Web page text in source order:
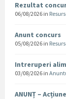
Rezultat
06/08/2026 in
Anunt concurs
05/08/2026 in
Intreruperi
03/08/2026 in
ANUNȚ –